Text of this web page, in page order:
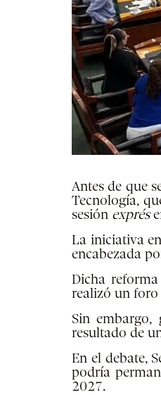
Antes de que
Tecnología,
sesión exprés
La iniciativa
encabezada
Dicha
realizó un foro
Sin embargo,
resultado de
En el debate,
podría
2027.